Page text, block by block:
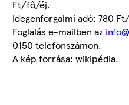
Ft/fő/éj.
Idegenforgalmi adó: 780
Foglalás e-mailben az
0150 telefonszámon.
A kép forrása: wikipédia.